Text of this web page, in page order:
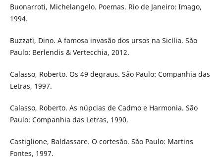
Buonarroti, Michelangelo. Poemas. Rio de Janeiro: Imago,
1994.
Buzzati, Dino. A famosa invasão dos ursos na Sicília. São
Paulo: Berlendis & Vertecchia, 2012.
Calasso, Roberto. Os 49 degraus. São Paulo: Companhia das
Letras, 1997.
Calasso, Roberto. As núpcias de Cadmo e Harmonia. São
Paulo: Companhia das Letras, 1990.
Castiglione, Baldassare. O cortesão. São Paulo: Martins
Fontes, 1997.